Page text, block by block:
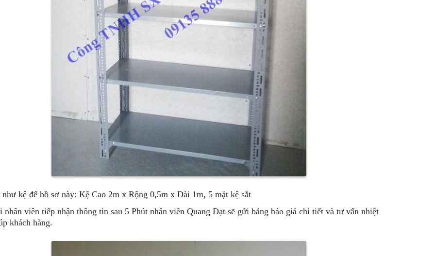
kệ để hồ sơ này: Kệ Cao 2m x Rộng 0,5m x Dài 1m, 5 mặt kệ sắt
nhân viên tiếp nhận thông tin sau 5 Phút nhân viên Quang Đạt sẽ gửi bảng báo giá chi tiết và tư vấn nhiệt
khách hàng.